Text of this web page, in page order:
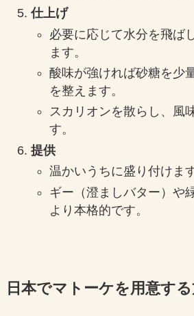
仕上げ
必要に応じて水分を飛ば
ます。
酸味が強ければ砂糖を少
を整えます。
スカリオンを散らし、風
す。
提供
温かいうちに盛り付けます
ギー（澄ましバター）や
より本格的です。
日本でマトーケを用意す